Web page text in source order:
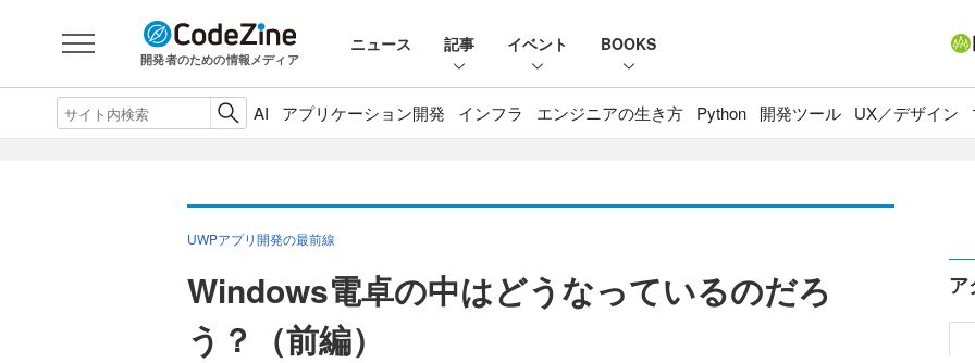
開発者のための情報メディア
ニュース 記事 イベント BOOKS
AI アプリケーション開発 インフラ エンジニアの生き方 Python 開発ツール UX／デザイン
UWPアプリ開発の最前線
Windows電卓の中はどうなっているのだろ
う？（前編）
ア